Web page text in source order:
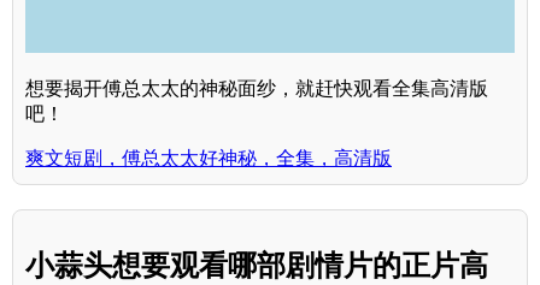
想要揭开傅总太太的神秘面纱，就赶快观看全集高清版
吧！
爽文短剧，傅总太太好神秘，全集，高清版
小蒜头想要观看哪部剧情片的正片高